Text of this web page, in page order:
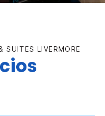
SUITES LIVERMORE